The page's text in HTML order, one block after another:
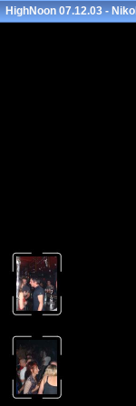
HighNoon 07.12.03 -